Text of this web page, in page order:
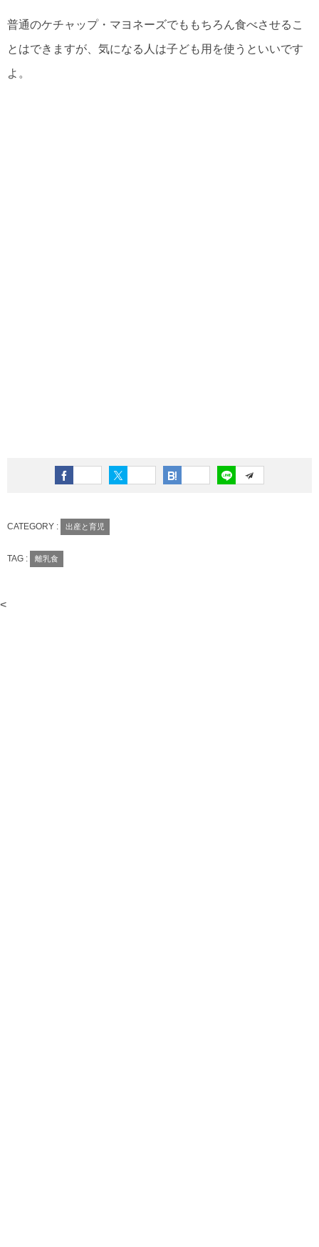
普通のケチャップ・マヨネーズでももちろん食べさせるこ
とはできますが、気になる人は子ども用を使うといいです
よ。
CATEGORY : 出産と育児
TAG : 離乳食
<